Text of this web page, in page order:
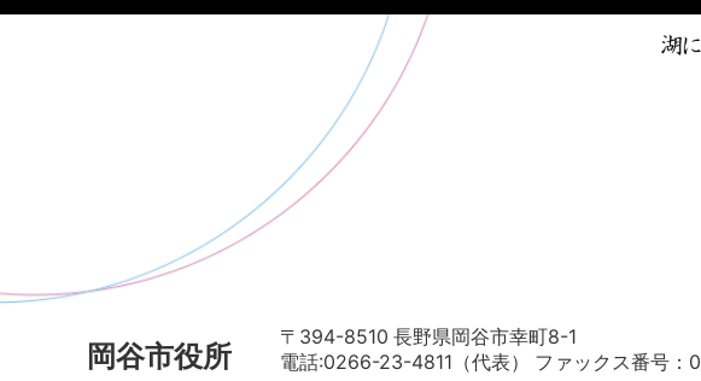
岡谷市役所
〒394-8510 長野県岡谷市幸町8-1
電話:0266-23-4811（代表） ファックス番号